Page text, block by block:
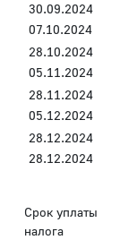
30.09.2024
07.10.2024
28.10.2024
05.11.2024
28.11.2024
05.12.2024
28.12.2024
28.12.2024
Срок уплаты
налога